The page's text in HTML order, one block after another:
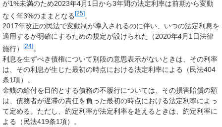
が1%未満のため2023年4月1日から3年間の法定利率は前期から変動
なく年3%のままとなる[25]。
2017年改正の民法で変動制が導入されるのに伴い、いつの法定利息を
適用するか明確にするための規定が設けられた（2020年4月1日法律
施行）
[24] 。
利息を生ずべき債権について別段の意思表示がないときは、その利率
は、その利息が生じた最初の時点における法定利率による（民法404
条1項）。
金銭の給付を目的とする債務の不履行については、その損害賠償の額
は、債務者が遅滞の責任を負った最初の時点における法定利率によっ
て定める。ただし、約定利率が法定利率を超えるときは、約定利率に
よる（民法419条1項）。